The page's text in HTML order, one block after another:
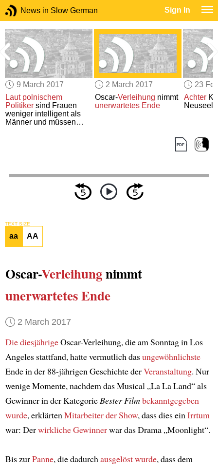
News in Slow German Sign In
9 March 2017
Laut polnischem
Politiker sind Frauen
weniger intelligent als
Männer und müssen
2 March 2017
Oscar-Verleihung nimmt
unerwartetes Ende
23
Achter
TEXT SIZE
aa AA
Oscar-Verleihungnimmt
unerwartetes Ende
2 March 2017
Die diesjährigeOscar-Verleihung, die am Sonntag in Los
Angeles stattfand, hatte vermutlich dasungewöhnlichste
Ende in der 88-jährigen Geschichte derVeranstaltung. Nur
wenige Momente, nachdem das Musical „La La Land“ als
Gewinner in der KategorieBester Filmbekanntgegeben
wurde, erklärtenMitarbeiter der Show, dass dies einIrrtum
war: Derwirkliche Gewinnerwar das Drama „Moonlight“.
Bis zurPanne, die dadurchausgelöst wurde, dass dem